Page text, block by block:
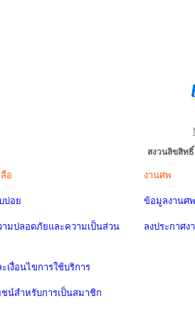
สงวนลิขสิท
อ
บ่อย
มปลอดภัยและความเป็นส่วน
เงื่อนไขการใช้บริการ
น์สำหรับการเป็นสมาชิก
งานศพ
ข้อมูลงานศพ
ลงประกาศง